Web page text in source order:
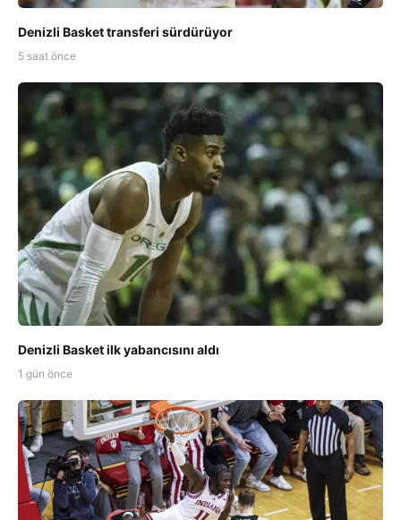
Denizli Basket transferi sürdürüyor
5 saat önce
Denizli Basket ilk yabancısını aldı
1 gün önce